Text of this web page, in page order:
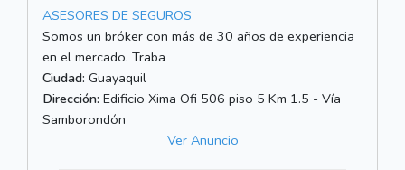
ASESORES DE SEGUROS
Somos un bróker con más de 30 años de experiencia
en el mercado. Traba
Ciudad: Guayaquil
Dirección: Edificio Xima Ofi 506 piso 5 Km 1.5 - Vía
Samborondón
Ver Anuncio